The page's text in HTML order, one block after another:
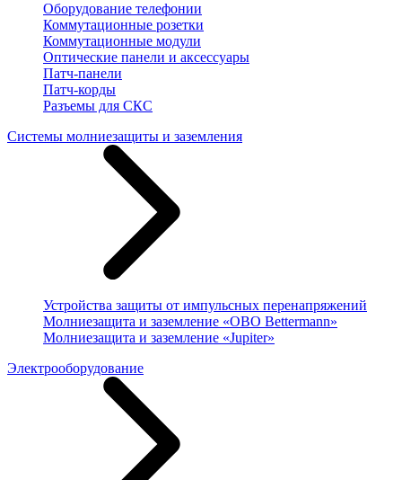
Оборудование телефонии
Коммутационные розетки
Коммутационные модули
Оптические панели и аксессуары
Патч-панели
Патч-корды
Разъемы для СКС
Системы молниезащиты и заземления
Устройства защиты от импульсных перенапряжений
Молниезащита и заземление «OBO Bettermann»
Молниезащита и заземление «Jupiter»
Электрооборудование